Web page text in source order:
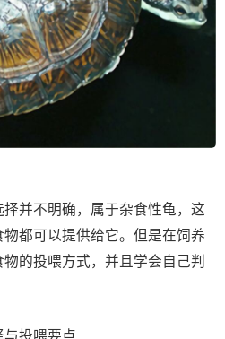
并不明确，属于杂食性龟，这
都可以提供给它。但是在饲养
的投喂方式，并且学会自己判